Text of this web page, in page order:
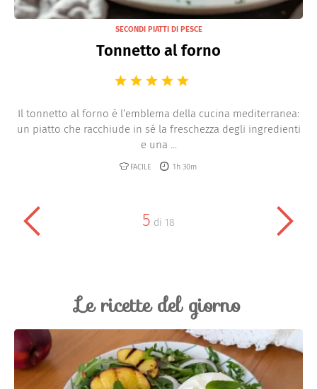
SECONDI PIATTI DI PESCE
Tonnetto al forno
Il tonnetto al forno è l’emblema della cucina mediterranea:
un piatto che racchiude in sé la freschezza degli ingredienti
e una ...
FACILE 1h 30m
5 di 18
Le ricette del giorno